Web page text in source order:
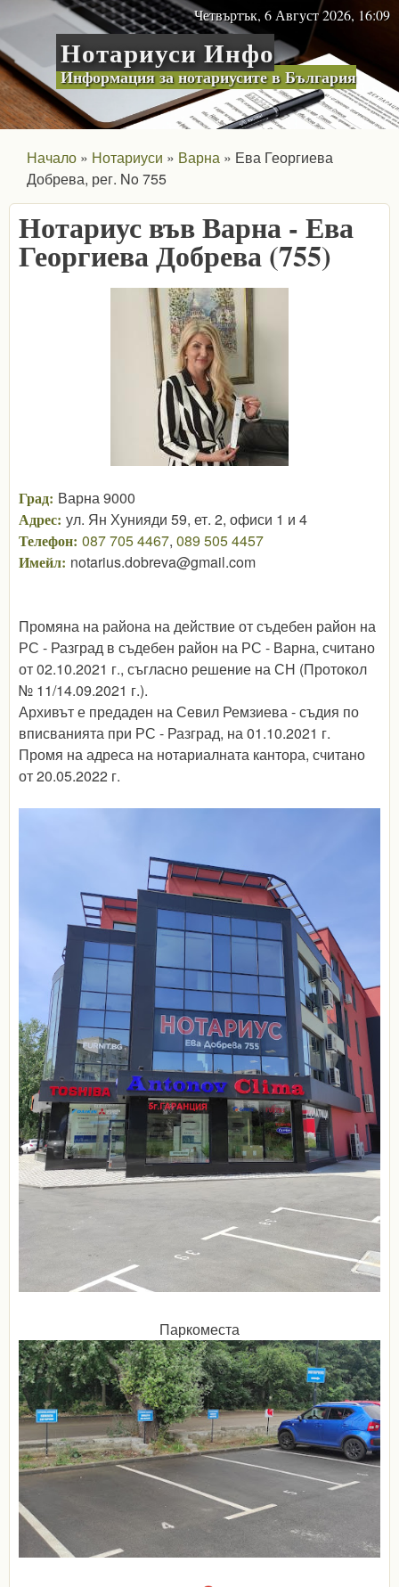
Skip to main content
Нотариуси Инфо
Информация за нотариусите в България
Четвъртък, 6 Август 2026, 16:09
Начало Нотариуси Варна
Ева Георгиева
Добрева, рег. No 755
Нотариус във Варна - Ева
Георгиева Добрева (755)
Град: Варна 9000
Адрес: ул. Ян Хунияди 59, ет. 2, офиси 1 и 4
Телефон: 087 705 4467, 089 505 4457
Имейл: notarius.dobreva@gmail.com
Промяна на района на действие от съдебен район на
РС - Разград в съдебен район на РС - Варна, считано
от 02.10.2021 г., съгласно решение на СН (Протокол
№ 11/14.09.2021 г.).
Архивът е предаден на Севил Ремзиева - съдия по
вписванията при РС - Разград, на 01.10.2021 г.
Промя на адреса на нотариалната кантора, считано
от 20.05.2022 г.
Паркоместа